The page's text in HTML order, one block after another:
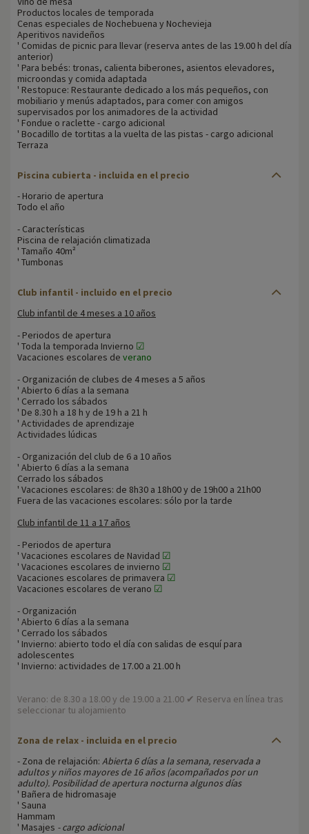
Productos locales de temporada
Cenas especiales de Nochebuena y Nochevieja
Aperitivos navideños
' Comidas de picnic para llevar (reserva antes de las 19.00 h del día
anterior)
' Para bebés: tronas, calienta biberones, asientos elevadores,
microondas y comida adaptada
' Restopuce: Restaurante dedicado a los más pequeños, con
mobiliario y menús adaptados, para comer con amigos
supervisados por los animadores de la actividad
' Fondue o raclette - cargo adicional
' Bocadillo de tortitas a la vuelta de las pistas - cargo adicional
Terraza
Piscina cubierta - incluida en el precio
- Horario de apertura
Todo el año
- Características
Piscina de relajación climatizada
' Tamaño 40m²
' Tumbonas
Club infantil - incluido en el precio
Club infantil de 4 meses a 10 años
- Periodos de apertura
' Toda la temporada Invierno ☑
Vacaciones escolares de verano
- Organización de clubes de 4 meses a 5 años
' Abierto 6 días a la semana
' Cerrado los sábados
' De 8.30 h a 18 h y de 19 h a 21 h
' Actividades de aprendizaje
Actividades lúdicas
- Organización del club de 6 a 10 años
' Abierto 6 días a la semana
Cerrado los sábados
' Vacaciones escolares: de 8h30 a 18h00 y de 19h00 a 21h00
Fuera de las vacaciones escolares: sólo por la tarde
Club infantil de 11 a 17 años
- Periodos de apertura
' Vacaciones escolares de Navidad ☑
' Vacaciones escolares de invierno ☑
Vacaciones escolares de primavera ☑
Vacaciones escolares de verano ☑
- Organización
' Abierto 6 días a la semana
' Cerrado los sábados
' Invierno: abierto todo el día con salidas de esquí para
adolescentes
' Invierno: actividades de 17.00 a 21.00 h
Verano: de 8.30 a 18.00 y de 19.00 a 21.00 ✔ Reserva en línea tras
seleccionar tu alojamiento
Zona de relax - incluida en el precio
- Zona de relajación: Abierta 6 días a la semana, reservada a
adultos y niños mayores de 16 años (acompañados por un
adulto). Posibilidad de apertura nocturna algunos días
' Bañera de hidromasaje
' Sauna
Hammam
' Masajes - cargo adicional